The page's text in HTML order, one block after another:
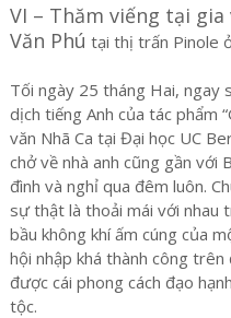
VI – Thăm viếng tại
Văn Phú tại thị trấn Pinole
Tối ngày 25 tháng Hai, ngay
dịch tiếng Anh của tác phẩm
văn Nhã Ca tại Đại học UC
chở về nhà anh cũng gần với
đình và nghỉ qua đêm luôn.
sự thật là thoải mái với nhau
bầu không khí ấm cúng của
hội nhập khá thành công
được cái phong cách đạo
tộc.